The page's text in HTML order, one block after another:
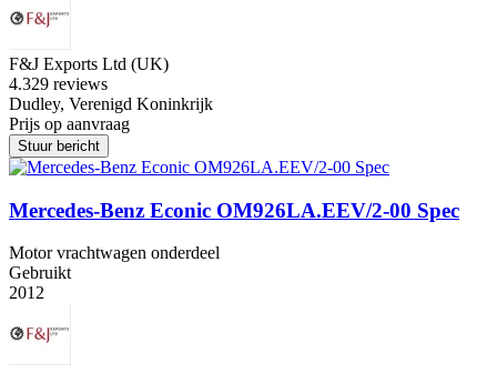
F&J Exports Ltd (UK)
4.329 reviews
Dudley, Verenigd Koninkrijk
Prijs op aanvraag
Stuur bericht
Mercedes-Benz Econic OM926LA.EEV/2-00 Spec
Motor vrachtwagen onderdeel
Gebruikt
2012